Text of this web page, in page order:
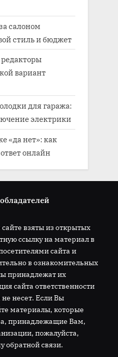
салоном
стиль и бюджет
вариант
для гаража:
электрики
«да нет»: как
онлайн
взяты из открытых
ссылку на материал в
сайта и
в ознакомительных
принадлежат их
сайта ответственности
несет. Если Вы
материалы, которые
принадлежащие Вам,
пожалуйста,
обратной связи.